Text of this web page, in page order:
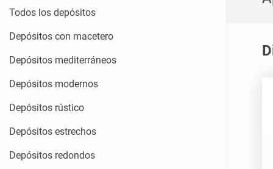
Todos los depósitos
Depósitos con macetero
Depósitos mediterráneos
Depósitos modernos
Depósitos rústico
Depósitos estrechos
Depósitos redondos